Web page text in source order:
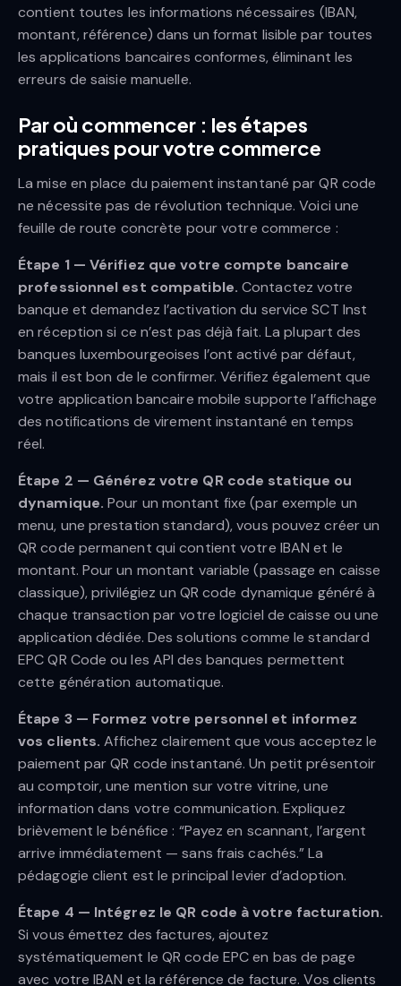
contient toutes les informations nécessaires (IBAN,
montant, référence) dans un format lisible par toutes
les applications bancaires conformes, éliminant les
erreurs de saisie manuelle.
Par où commencer : les étapes
pratiques pour votre commerce
La mise en place du paiement instantané par QR code
ne nécessite pas de révolution technique. Voici une
feuille de route concrète pour votre commerce :
Étape 1 — Vérifiez que votre compte bancaire
professionnel est compatible. Contactez votre
banque et demandez l’activation du service SCT Inst
en réception si ce n’est pas déjà fait. La plupart des
banques luxembourgeoises l’ont activé par défaut,
mais il est bon de le confirmer. Vérifiez également que
votre application bancaire mobile supporte l’affichage
des notifications de virement instantané en temps
réel.
Étape 2 — Générez votre QR code statique ou
dynamique. Pour un montant fixe (par exemple un
menu, une prestation standard), vous pouvez créer un
QR code permanent qui contient votre IBAN et le
montant. Pour un montant variable (passage en caisse
classique), privilégiez un QR code dynamique généré à
chaque transaction par votre logiciel de caisse ou une
application dédiée. Des solutions comme le standard
EPC QR Code ou les API des banques permettent
cette génération automatique.
Étape 3 — Formez votre personnel et informez
vos clients. Affichez clairement que vous acceptez le
paiement par QR code instantané. Un petit présentoir
au comptoir, une mention sur votre vitrine, une
information dans votre communication. Expliquez
brièvement le bénéfice : “Payez en scannant, l’argent
arrive immédiatement — sans frais cachés.” La
pédagogie client est le principal levier d’adoption.
Étape 4 — Intégrez le QR code à votre facturation.
Si vous émettez des factures, ajoutez
systématiquement le QR code EPC en bas de page
avec votre IBAN et la référence de facture. Vos clients